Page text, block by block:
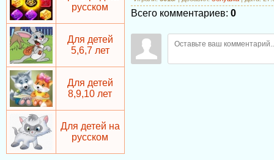
русском
Для детей
5,6,7 лет
Для детей
8,9,10 лет
Для детей на
русском
Всего комментариев: 0